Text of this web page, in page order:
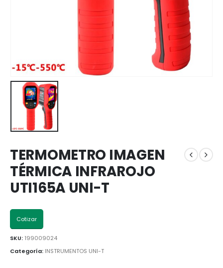
TERMOMETRO IMAGEN
TÉRMICA INFRAROJO
UTI165A UNI-T
Cotizar
SKU: 199009024
Categoría: INSTRUMENTOS UNI-T